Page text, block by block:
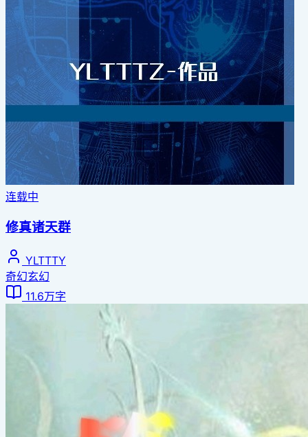
连载中
修真诸天群
YLTTTY
奇幻玄幻
11.6万字